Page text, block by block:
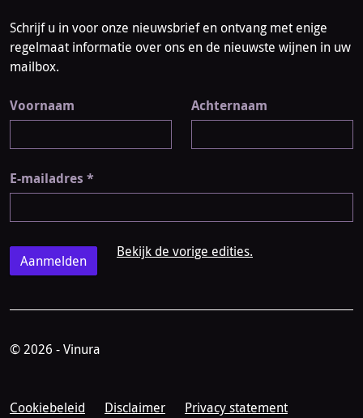
Schrijf u in voor onze nieuwsbrief en ontvang met enige
regelmaat informatie over ons en de nieuwste wijnen in uw
mailbox.
Voornaam Achternaam
E-mailadres *
Bekijk de vorige edities.
© 2026 - Vinura
Cookiebeleid Disclaimer Privacy statement